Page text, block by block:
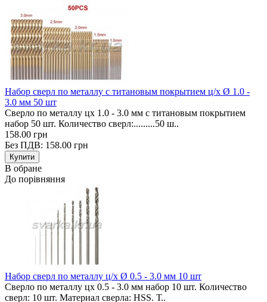
Набор сверл по металлу с титановым покрытием ц/х Ø 1.0 -
3.0 мм 50 шт
Сверло по металлу цх 1.0 - 3.0 мм с титановым покрытием
набор 50 шт. Количество сверл:.........50 ш..
158.00 грн
Без ПДВ: 158.00 грн
В обране
До порівняння
Набор сверл по металлу ц/х Ø 0.5 - 3.0 мм 10 шт
Сверло по металлу цх 0.5 - 3.0 мм набор 10 шт. Количество
сверл: 10 шт. Материал сверла: HSS. Т..